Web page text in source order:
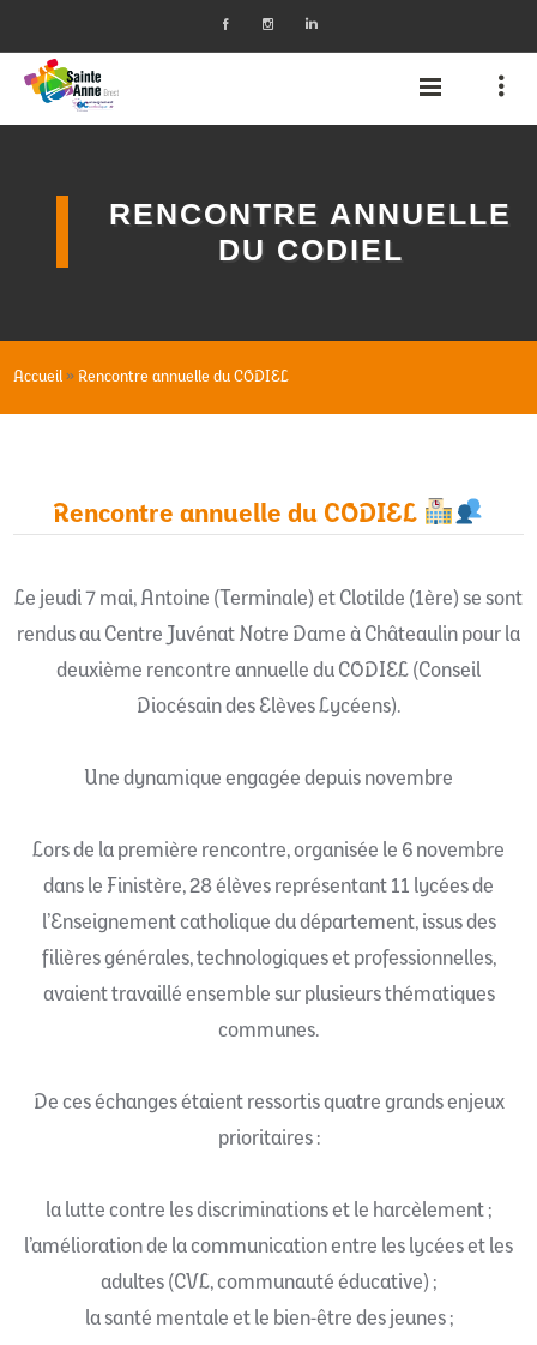
RENCONTRE ANNUELLE
DU CODIEL
Accueil »Rencontre annuelle du CODIEL
Rencontre annuelle du CODIEL
Le jeudi 7 mai, Antoine (Terminale) et Clotilde (1ère) se sont
rendus au Centre Juvénat Notre Dame à Châteaulin pour la
deuxième rencontre annuelle du CODIEL (Conseil
Diocésain des Elèves Lycéens).
Une dynamique engagée depuis novembre
Lors de la première rencontre, organisée le 6 novembre
dans le Finistère, 28 élèves représentant 11 lycées de
l’Enseignement catholique du département, issus des
filières générales, technologiques et professionnelles,
avaient travaillé ensemble sur plusieurs thématiques
communes.
De ces échanges étaient ressortis quatre grands enjeux
prioritaires :
la lutte contre les discriminations et le harcèlement ;
l’amélioration de la communication entre les lycées et les
adultes (CVL, communauté éducative) ;
la santé mentale et le bien-être des jeunes ;